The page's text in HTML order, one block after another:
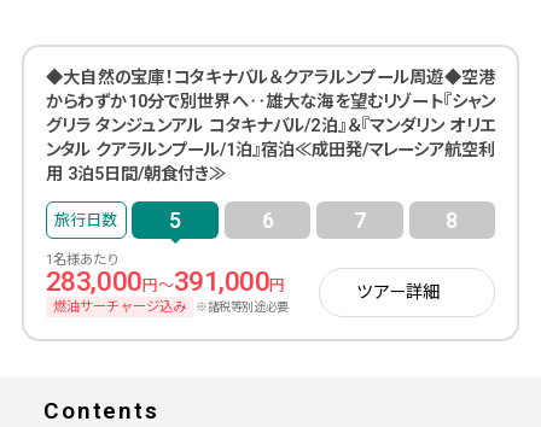
◆大自然の宝庫！コタキナバル＆クアラルンプール周遊◆空港
からわずか10分で別世界へ‥雄大な海を望むリゾート『シャン
グリラ タンジュンアル コタキナバル/2泊』＆『マンダリン オリエ
ンタル クアラルンプール/1泊』宿泊≪成田発/マレーシア航空利
用 3泊5日間/朝食付き≫
5 6 7 8
1名様あたり
283,000 円～391,000円
燃油サーチャージ込み ※諸税等別途必要
ツアー詳細
Contents